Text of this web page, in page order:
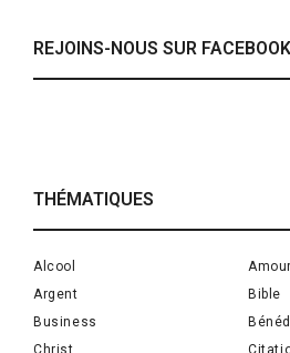
REJOINS-NOUS SUR FACEBOOK
THÉMATIQUES
Alcool
Amour
Argent
Bible
Business
Christ